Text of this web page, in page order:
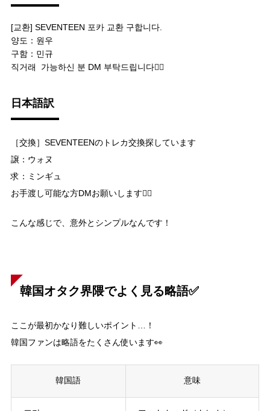
[교환] SEVENTEEN 포카 교환 구합니다.
양도：원우
구함：민규
직거래 가능하신 분 DM 부탁드립니다🙇‍♀️
日本語訳
［交換］SEVENTEENのトレカ交換探しています
譲：ウォヌ
求：ミンギュ
お手渡し可能な方DMお願いします🙇‍♀️
こんな感じで、意外とシンプルなんです！
韓国オタク界隈でよく見る略語✅
ここが最初かなり難しいポイント…！
韓国ファンは略語をたくさん使います👀
韓国語 意味